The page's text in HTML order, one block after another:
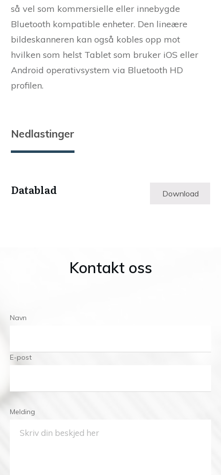
så vel som kommersielle eller innebygde
Bluetooth kompatible enheter. Den lineære
bildeskanneren kan også kobles opp mot
hvilken som helst Tablet som bruker iOS eller
Android operativsystem via Bluetooth HD
profilen.
Nedlastinger
Datablad Download
Kontakt oss
Navn
E-post
Melding